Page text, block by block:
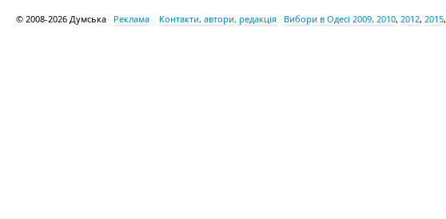
© 2008-2026 Думська Реклама Контакти, автори, редакція Вибори в Одесі 2009, 2010, 2012, 2015,